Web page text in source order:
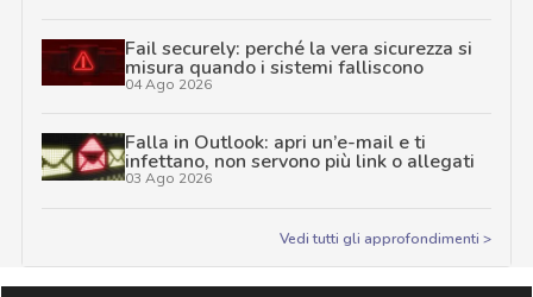
Fail securely: perché la vera sicurezza si
misura quando i sistemi falliscono
04 Ago 2026
Falla in Outlook: apri un’e-mail e ti
infettano, non servono più link o allegati
03 Ago 2026
Vedi tutti gli approfondimenti >